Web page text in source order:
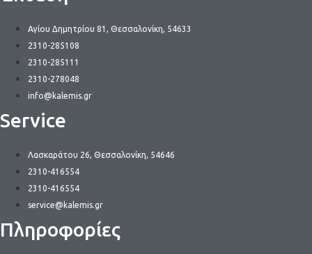
Αγίου Δημητρίου 81, Θεσσαλονίκη, 54633
2310-285108
2310-285111
2310-278048
info@kalemis.gr
Service
Λασκαράτου 26, Θεσσαλονίκη, 54646
2310-416554
2310-416554
service@kalemis.gr
Πληροφορίες